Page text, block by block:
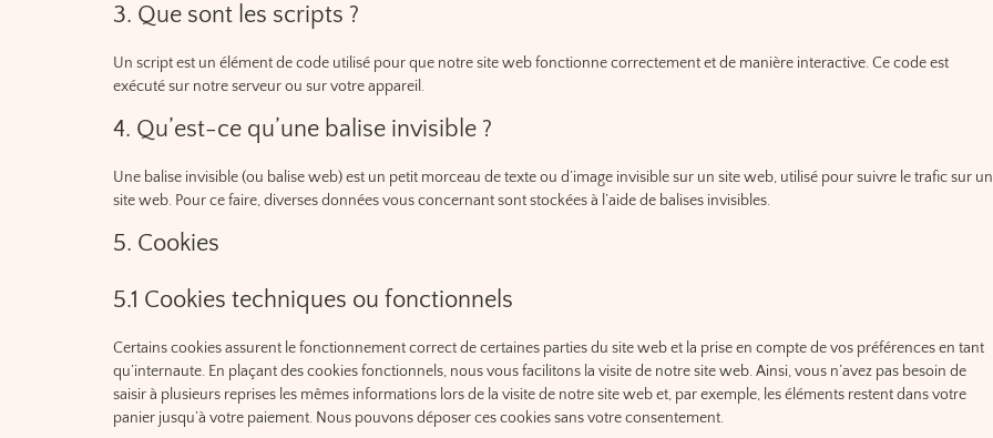
3. Que sont les scripts ?
Un script est un élément de code utilisé pour que notre site web fonctionne correctement et de manière interactive. Ce code est
exécuté sur notre serveur ou sur votre appareil.
4. Qu’est-ce qu’une balise invisible ?
Une balise invisible (ou balise web) est un petit morceau de texte ou d’image invisible sur un site web, utilisé pour suivre le trafic sur un
site web. Pour ce faire, diverses données vous concernant sont stockées à l’aide de balises invisibles.
5. Cookies
5.1 Cookies techniques ou fonctionnels
Certains cookies assurent le fonctionnement correct de certaines parties du site web et la prise en compte de vos préférences en tant
qu’internaute. En plaçant des cookies fonctionnels, nous vous facilitons la visite de notre site web. Ainsi, vous n’avez pas besoin de
saisir à plusieurs reprises les mêmes informations lors de la visite de notre site web et, par exemple, les éléments restent dans votre
panier jusqu’à votre paiement. Nous pouvons déposer ces cookies sans votre consentement.